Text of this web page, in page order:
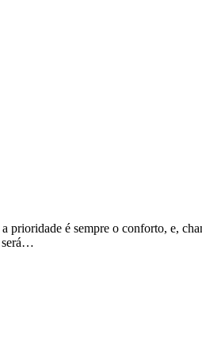
prioridade é sempre o conforto, e,
será…